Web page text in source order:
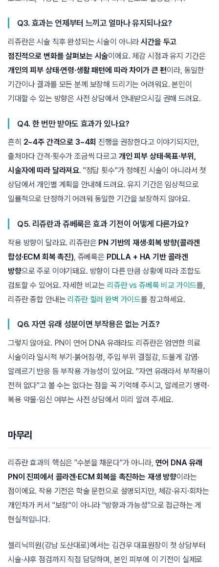
Q3. 효과는 언제부터 느끼고 얼마나 유지되나요?
리쥬란은 시술 직후 완성되는 시술이 아니라시간을 두고
점진적으로 변화를 살펴보는 시술이에요. 체감 시점과 유지 기간은
개인의 피부 상태·연령·생활 패턴에 따라 차이가 큰 편이라, 동일한
기간이나 결과를 모든 분께 보장해 드리기는 어려워요. 본인이
기대할 수 있는 방향은 사전 상담에서 안내받으시길 권해 드려요.
Q4. 한 번만 받아도 효과가 있나요?
흔히 2~4주 간격으로 3~4회 진행을 권장한다고 이야기되지만,
출처마다 간격·횟수가 조금씩 다르고 개인 피부 상태·목표·부위,
시술자에 따라 달라져요. "정답 횟수"가 정해진 시술이 아니라서 첫
상담에서 개인별 계획을 안내해 드려요. 유지 기간은 임상적으로
일률적으로 단정하기 어려워 동일한 기간을 보장하지 않아요.
Q5. 리쥬란과 쥬베룩은 효과 기전이 어떻게 다른가요?
작용 방향이 달라요. 리쥬란은 PN 기반의 재생·회복 방향(콜라겐
합성·ECM 회복 촉진) , 쥬베룩은 PDLLA + HA 기반 콜라겐
방향으로 주로 이야기돼요. 방향이 다른 만큼 상황에 따라 조합도
검토할 수 있어요. 자세한 비교는 리쥬란 vs 쥬베룩 비교 가이드를,
리쥬란 종합 안내는 리쥬란 힐러 완벽 가이드를 참고하세요.
Q6. 자연 유래 성분이면 부작용은 없는 거죠?
그렇지 않아요. PN이 연어 DNA 유래라도 리쥬란은 엄연한 의료
시술이라 일시적 부기·붉어짐·멍, 주입 부위 결절감, 드물게 감염·
알레르기 반응 등 부작용 가능성이 있어요. "자연 유래라서 부작용이
전혀 없다"고 볼 수는 없다는 점을 꼭 기억해 주시고, 알레르기 병력·
복용 약물·임신 여부는 사전 상담에서 미리 알려 주세요.
마무리
리쥬란 효과의 핵심은 "수분을 채운다"가 아니라, 연어 DNA 유래
PN이 진피에서 콜라겐·ECM 회복을 촉진하는 재생 방향이라는
점이에요. 작용 기전은 학술 문헌으로 설명되지만, 체감·유지·회차는
개인차가 커서 "보장"이 아니라 "방향과 가능성"으로 접근하는 게
현실적입니다.
셀리닉의원(강남 도산대로)에서는 김건우 대표원장이 첫 상담부터
시술·사후 점검까지 직접 담당하며, 본인 피부에 이 기전이 실제로